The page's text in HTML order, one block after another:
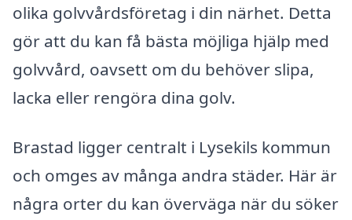
olika golvvårdsföretag i din närhet. Detta
gör att du kan få bästa möjliga hjälp med
golvvård, oavsett om du behöver slipa,
lacka eller rengöra dina golv.
Brastad ligger centralt i Lysekils kommun
och omges av många andra städer. Här är
några orter du kan överväga när du söker